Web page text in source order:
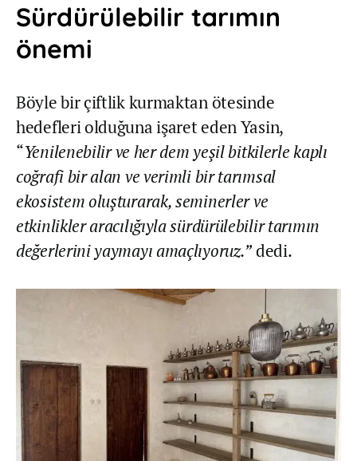
Sürdürülebilir tarımın
önemi
Böyle bir çiftlik kurmaktan ötesinde
hedefleri olduğuna işaret eden Yasin,
“Yenilenebilir ve her dem yeşil bitkilerle kaplı
coğrafi bir alan ve verimli bir tarımsal
ekosistem oluşturarak, seminerler ve
etkinlikler aracılığıyla sürdürülebilir tarımın
değerlerini yaymayı amaçlıyoruz.”dedi.